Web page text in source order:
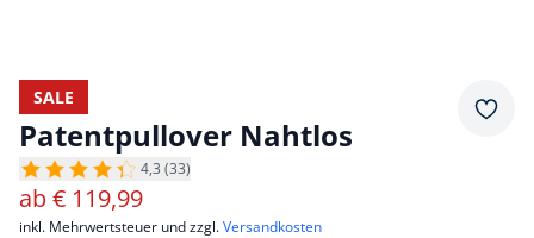
SALE
Patentpullover Nahtlos
4,3 (33)
ab€ 119,99
inkl. Mehrwertsteuer und zzgl.Versandkosten